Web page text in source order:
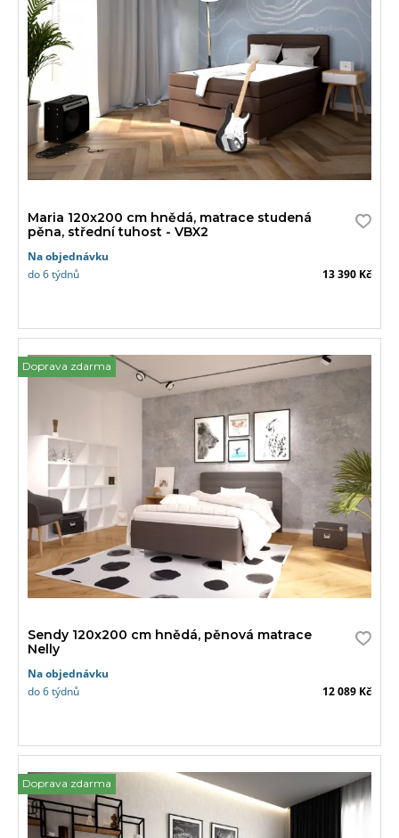
Maria 120x200 cm hnědá, matrace studená
pěna, střední tuhost - VBX2
Na objednávku
do 6 týdnů
13 390 Kč
Doprava zdarma
Sendy 120x200 cm hnědá, pěnová matrace
Nelly
Na objednávku
do 6 týdnů
12 089 Kč
Doprava zdarma